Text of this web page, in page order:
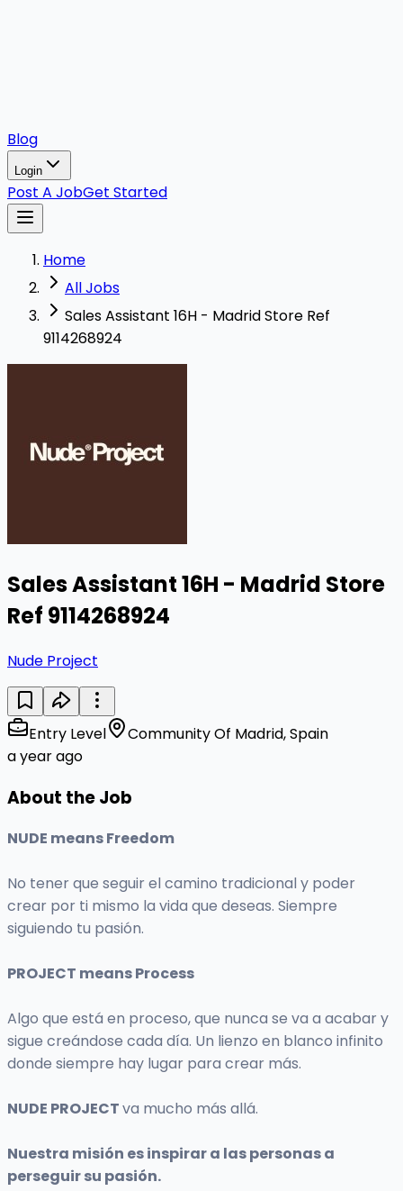
Blog
Login
Post A JobGet Started
Home
All Jobs
Sales Assistant 16H - Madrid Store Ref
9114268924
Sales Assistant 16H - Madrid Store
Ref 9114268924
Nude Project
Entry Level
Community Of Madrid, Spain
a year ago
About the Job
NUDE means Freedom
No tener que seguir el camino tradicional y poder
crear por ti mismo la vida que deseas. Siempre
siguiendo tu pasión.
PROJECT means Process
Algo que está en proceso, que nunca se va a acabar y
sigue creándose cada día. Un lienzo en blanco infinito
donde siempre hay lugar para crear más.
NUDE PROJECTva mucho más allá.
Nuestra misión es inspirar a las personas a
perseguir su pasión.